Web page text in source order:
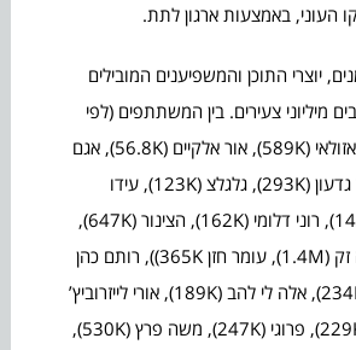
העוני, באמצעות ארגון לתת.
יוצרי התוכן והמשפיענים המובילים
מיליוני צעירים. בין המשתתפים (לפי
סדר הא’-ב’): קים אור אזולאי (589K), אור אלקיים (56.8K), אגם
בוחבוט (434K), קורין גדעון (293K), גלגלצ (123K), עידו
גרינברג – מיסמס (142K), רוני דלומי (162K), הצינור (647K),
שיר זוארץ (51K), אנה זק (1.4M), עומר חזן 365K)), רותם כהן
(285K), לירן כוהנר (234K), אלה לי להב (189K), אורי לייזרוביץ’
(111K), שגב משה (229K), פרוגי (247K), משה פרץ (530K),